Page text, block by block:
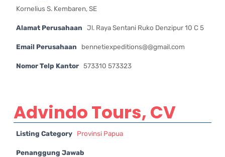
Kornelius S. Kembaren, SE
Alamat Perusahaan Jl. Raya Sentani Ruko Denzipur 10 C 5
Email Perusahaan bennetiexpeditions@@gmail.com
Nomor Telp Kantor 573310 573323
Advindo Tours, CV
Listing Category Provinsi Papua
Penanggung Jawab